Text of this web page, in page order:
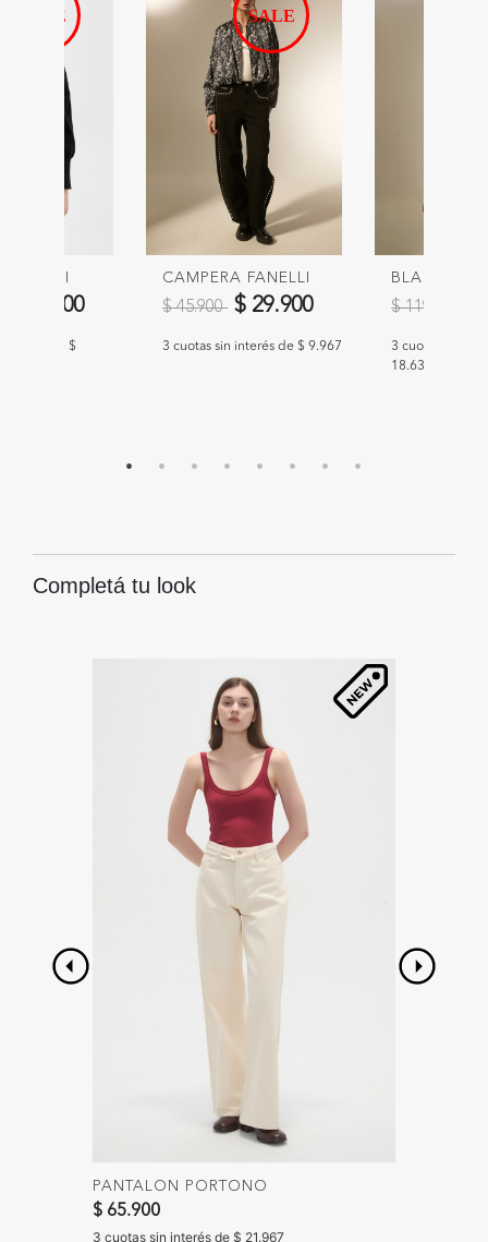
de
$ 39.900
interés de $
CAMPERA FANELLI
Precio reducido de
$ 45.900 a$ 29.900
3 cuotas sin interés de $ 9.967
BLAZER
Precio
$ 119.900
3 cuotas sin
18.633
Completá tu look
PANTALON PORTONO
$ 65.900
3 cuotas sin interés de $ 21.967